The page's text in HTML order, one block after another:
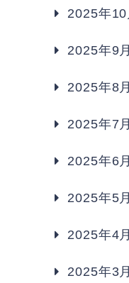
2025年10
2025年9月
2025年8月
2025年7月
2025年6月
2025年5月
2025年4月
2025年3月